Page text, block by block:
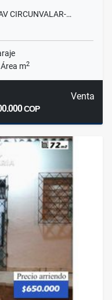
CIRCUNVALAR-…
Área m2
Venta
COP